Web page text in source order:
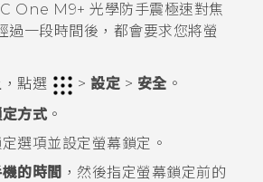
One M9+ 光學防手震極速對焦
過一段時間後，都會要求您將螢
點選 > 設定 > 安全 。
方式 。
定選項並設定螢幕鎖定。
的時間 ，然後指定螢幕鎖定前的